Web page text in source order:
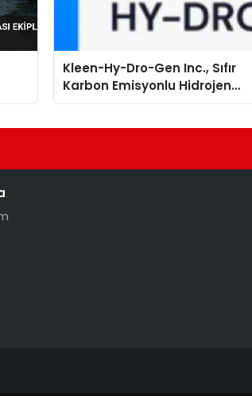
Kleen-Hy-Dro-Gen Inc., Sıfır
Karbon Emisyonlu Hidrojen
Isıtma Teknolojisinde ISO ve